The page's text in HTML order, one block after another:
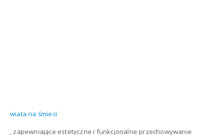
wiata na śmieci
, zapewniające estetyczne i funkcjonalne przechowywanie